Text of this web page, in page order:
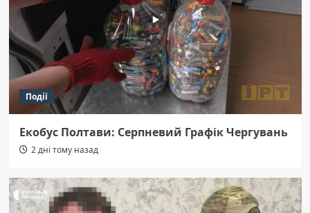
Події
Екобус Полтави: Серпневий Графік Чергувань
2 дні тому назад